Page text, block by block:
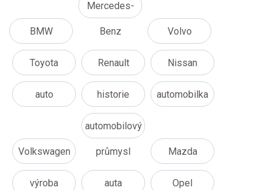
BMW
Mercedes-
Benz Volvo
Toyota Renault Nissan
auto historie automobilka
Volkswagen
automobilový
průmysl Mazda
výroba auta Opel